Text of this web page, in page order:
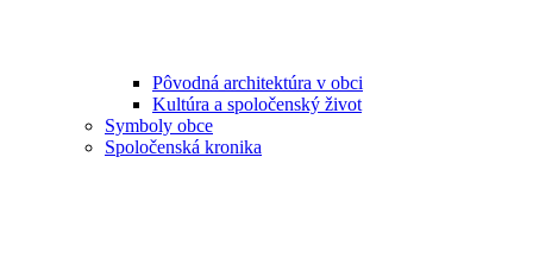
Pôvodná architektúra v obci
Kultúra a spoločenský život
Symboly obce
Spoločenská kronika